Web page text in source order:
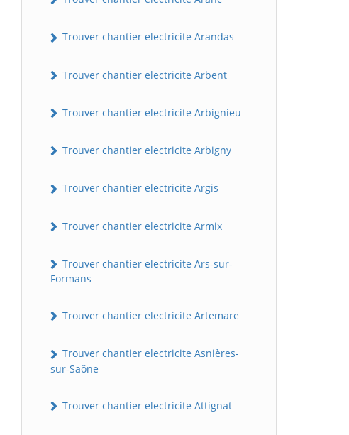
Trouver chantier electricite Arandas
Trouver chantier electricite Arbent
Trouver chantier electricite Arbignieu
Trouver chantier electricite Arbigny
Trouver chantier electricite Argis
Trouver chantier electricite Armix
Trouver chantier electricite Ars-sur-
Formans
Trouver chantier electricite Artemare
Trouver chantier electricite Asnières-
sur-Saône
Trouver chantier electricite Attignat